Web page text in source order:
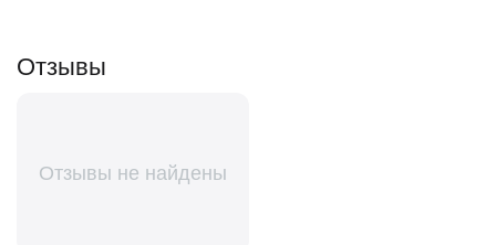
Отзывы
Отзывы не найдены